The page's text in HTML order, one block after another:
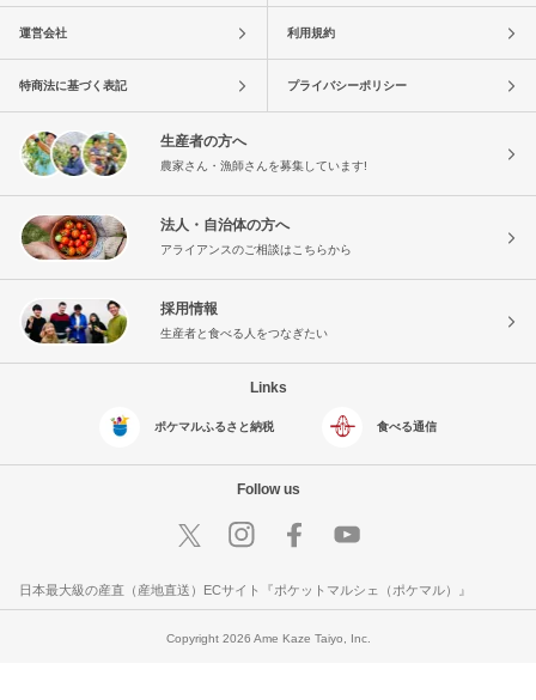
運営会社 利用規約
特商法に基づく表記 プライバシーポリシー
生産者の方へ
農家さん・漁師さんを募集しています!
法人・自治体の方へ
アライアンスのご相談はこちらから
採用情報
生産者と食べる人をつなぎたい
Links
ポケマルふるさと納税 食べる通信
Follow us
日本最大級の産直（産地直送）ECサイト『ポケットマルシェ（ポケマル）』
Copyright 2026 Ame Kaze Taiyo, Inc.